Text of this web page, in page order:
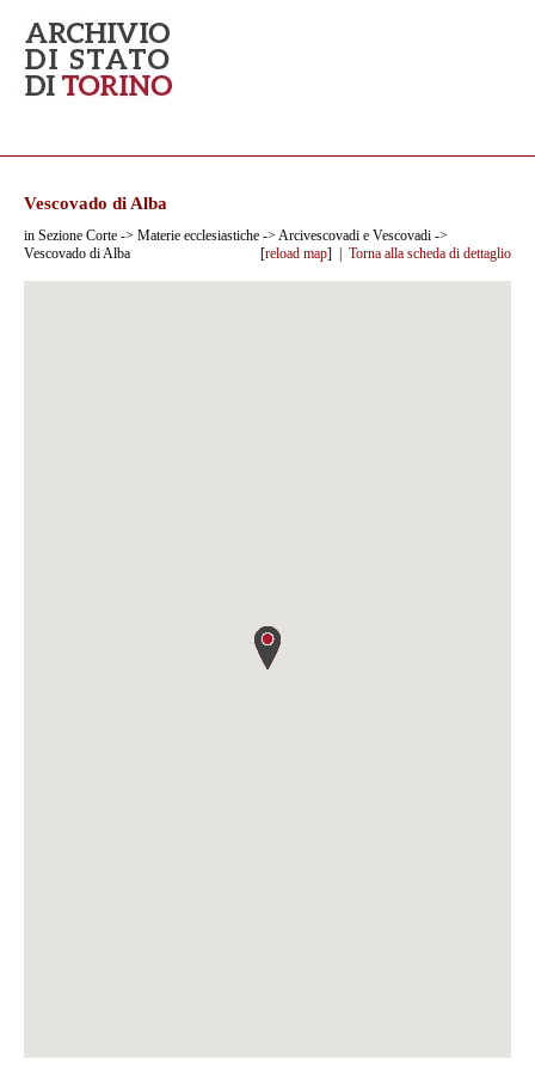
Vescovado di Alba
in Sezione Corte -> Materie ecclesiastiche -> Arcivescovadi e Vescovadi ->
Vescovado di Alba
[reload map] | Torna alla scheda di dettaglio